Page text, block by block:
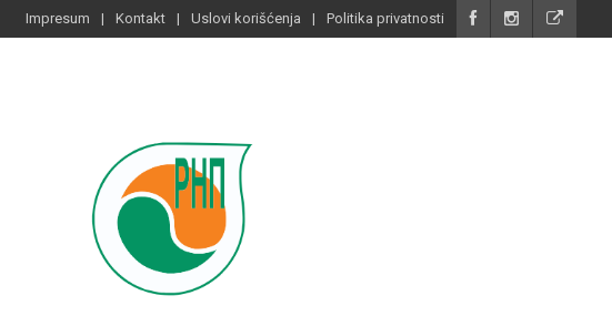
Impresum Kontakt Uslovi korišćenja Politika privatnosti